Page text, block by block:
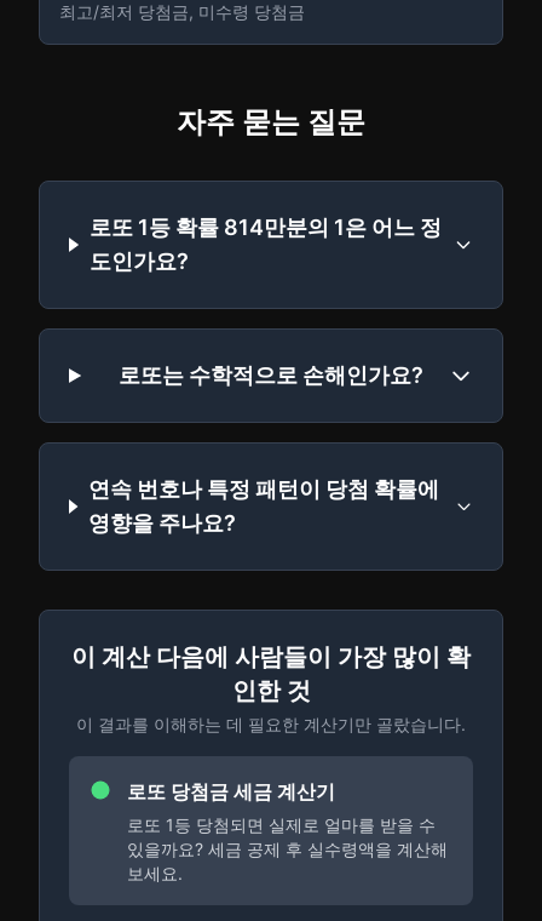
최고/최저 당첨금, 미수령 당첨금
자주 묻는 질문
로또 1등 확률 814만분의 1은 어느 정
도인가요?
로또는 수학적으로 손해인가요?
연속 번호나 특정 패턴이 당첨 확률에
영향을 주나요?
이 계산 다음에 사람들이 가장 많이 확
인한 것
이 결과를 이해하는 데 필요한 계산기만 골랐습니다.
로또 당첨금 세금 계산기
로또 1등 당첨되면 실제로 얼마를 받을 수
있을까요? 세금 공제 후 실수령액을 계산해
보세요.